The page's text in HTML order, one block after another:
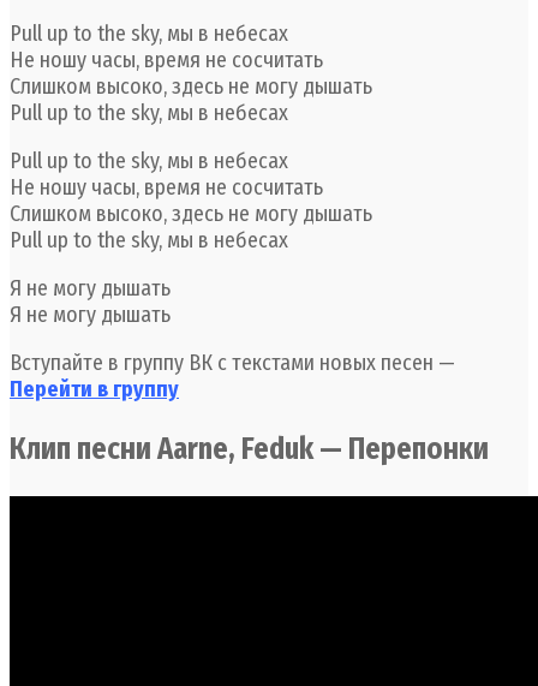
Pull up to the sky, мы в небесах
Не ношу часы, время не сосчитать
Слишком высоко, здесь не могу дышать
Pull up to the sky, мы в небесах
Pull up to the sky, мы в небесах
Не ношу часы, время не сосчитать
Слишком высоко, здесь не могу дышать
Pull up to the sky, мы в небесах
Я не могу дышать
Я не могу дышать
Вступайте в группу ВК с текстами новых песен —
Перейти в группу
Клип песни Aarne, Feduk — Перепонки